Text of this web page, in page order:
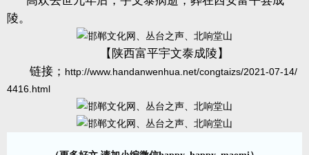
陵。
【陕西富平宇文泰成陵】
链接 ； http://www.handanwenhua.net/congtaizs/2021-07-14/
4416.html